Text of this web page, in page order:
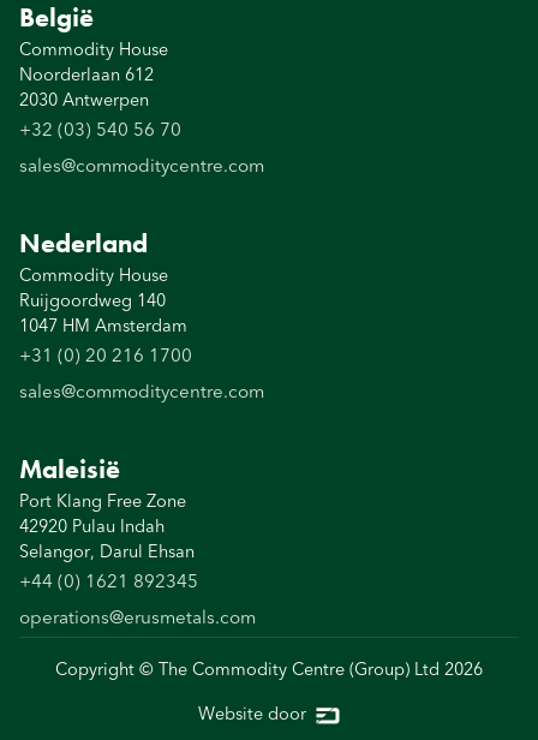
België
Commodity House
Noorderlaan 612
2030 Antwerpen
+32 (03) 540 56 70
sales@commoditycentre.com
Nederland
Commodity House
Ruijgoordweg 140
1047 HM Amsterdam
+31 (0) 20 216 1700
sales@commoditycentre.com
Maleisië
Port Klang Free Zone
42920 Pulau Indah
Selangor, Darul Ehsan
+44 (0) 1621 892345
operations@erusmetals.com
Copyright © The Commodity Centre (Group) Ltd 2026
Website door